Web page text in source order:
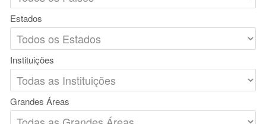
Estados
Instituições
Grandes Áreas